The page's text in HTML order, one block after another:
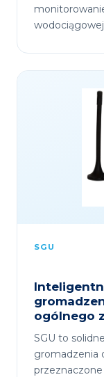
SGU
ogólnego
SGU to
gromadzenia